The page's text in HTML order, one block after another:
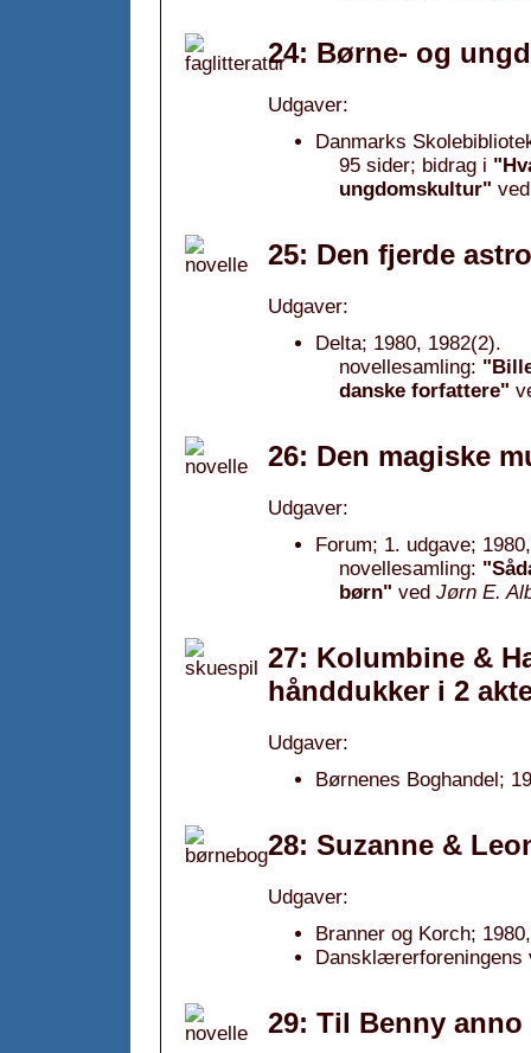
24: Børne- og
Udgaver:
Danmarks
95 sider; bidrag i
ungdomskultur"
25: Den fjerde
Udgaver:
Delta; 1980, 1982(2).
novellesamling:
danske forfattere"
26: Den magiske
Udgaver:
Forum; 1. udgave;
novellesamling:
børn" ved Jørn E.
27: Kolumbine &
hånddukker i 2
Udgaver:
Børnenes Boghandel;
28: Suzanne &
Udgaver:
Branner og Korch;
Dansklærerforeningens
29: Til Benny anno